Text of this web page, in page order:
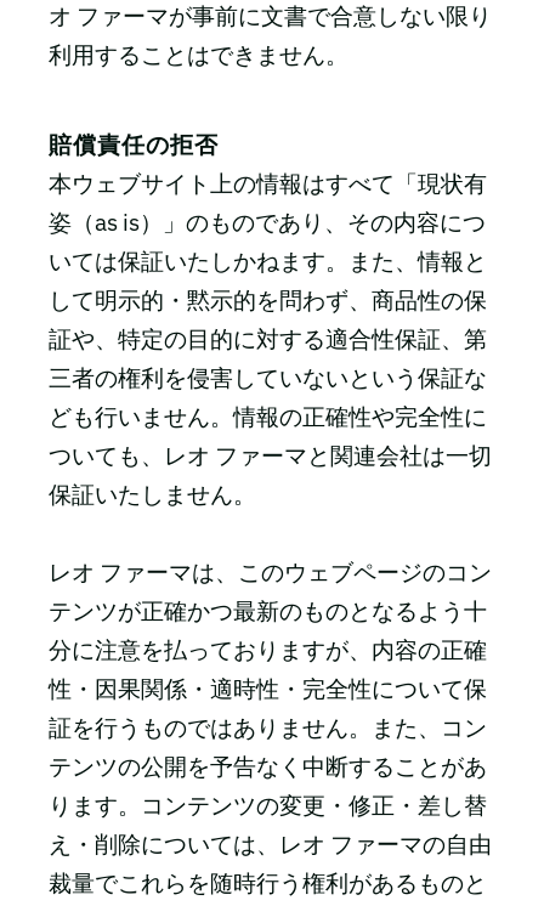
オ ファーマが事前に文書で合意しない限り
利用することはできません。
賠償責任の拒否
本ウェブサイト上の情報はすべて「現状有
姿（as is）」のものであり、その内容につ
いては保証いたしかねます。また、情報と
して明示的・黙示的を問わず、商品性の保
証や、特定の目的に対する適合性保証、第
三者の権利を侵害していないという保証な
ども行いません。情報の正確性や完全性に
ついても、レオ ファーマと関連会社は一切
保証いたしません。
レオ ファーマは、このウェブページのコン
テンツが正確かつ最新のものとなるよう十
分に注意を払っておりますが、内容の正確
性・因果関係・適時性・完全性について保
証を行うものではありません。また、コン
テンツの公開を予告なく中断することがあ
ります。コンテンツの変更・修正・差し替
え・削除については、レオ ファーマの自由
裁量でこれらを随時行う権利があるものと